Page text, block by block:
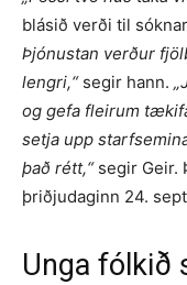
blásið verði til
Þjónustan verður
lengri,“segir hann.
og gefa fleirum
setja upp
það rétt,“segir Geir.
þriðju­daginn 24.
Unga fólkið